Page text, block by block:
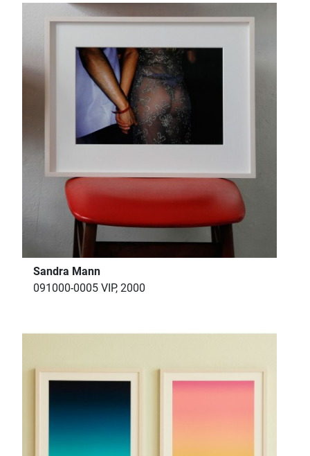
Sandra Mann
091000-0005 VIP, 2000